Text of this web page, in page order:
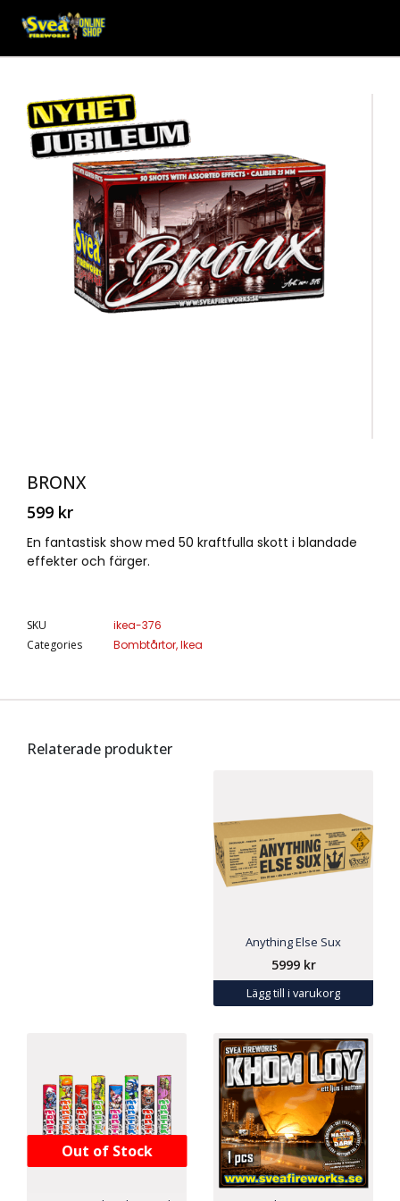
BRONX
599 kr
En fantastisk show med 50 kraftfulla skott i blandade
effekter och färger.
SKU
ikea-376
Categories
Bombtårtor,Ikea
Relaterade produkter
Anything Else Sux
5999 kr
Lägg till i varukorg
Out of Stock